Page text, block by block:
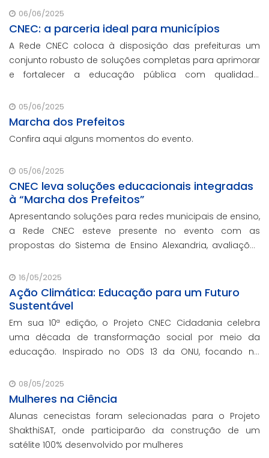
06/06/2025
CNEC: a parceria ideal para municípios
A Rede CNEC coloca à disposição das prefeituras um
conjunto robusto de soluções completas para aprimorar
e fortalecer a educação pública com qualidade,
que não participaram da Marcha dos Prefeito
05/06/2025
Marcha dos Prefeitos
Confira aqui alguns momentos do evento.
05/06/2025
CNEC leva soluções educacionais integradas
à “Marcha dos Prefeitos”
Apresentando soluções para redes municipais de ensino,
a Rede CNEC esteve presente no evento com as
propostas do Sistema de Ensino Alexandria, avaliações
escolar e parcerias com prefeituras durante ev
16/05/2025
Ação Climática: Educação para um Futuro
Sustentável
Em sua 10ª edição, o Projeto CNEC Cidadania celebra
uma década de transformação social por meio da
educação. Inspirado no ODS 13 da ONU, focando no
promoção da sustentabilidade.
08/05/2025
Mulheres na Ciência
Alunas cenecistas foram selecionadas para o Projeto
ShakthiSAT, onde participarão da construção de um
satélite 100% desenvolvido por mulheres